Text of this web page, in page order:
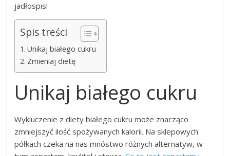
jadłospis!
Spis treści
Unikaj białego cukru
Zmieniaj dietę
Unikaj białego cukru
Wykluczenie z diety białego cukru może znacząco
zmniejszyć ilość spożywanych kalorii. Na sklepowych
półkach czeka na nas mnóstwo różnych alternatyw, w